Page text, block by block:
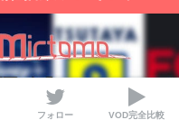
フォロー VOD完全比較